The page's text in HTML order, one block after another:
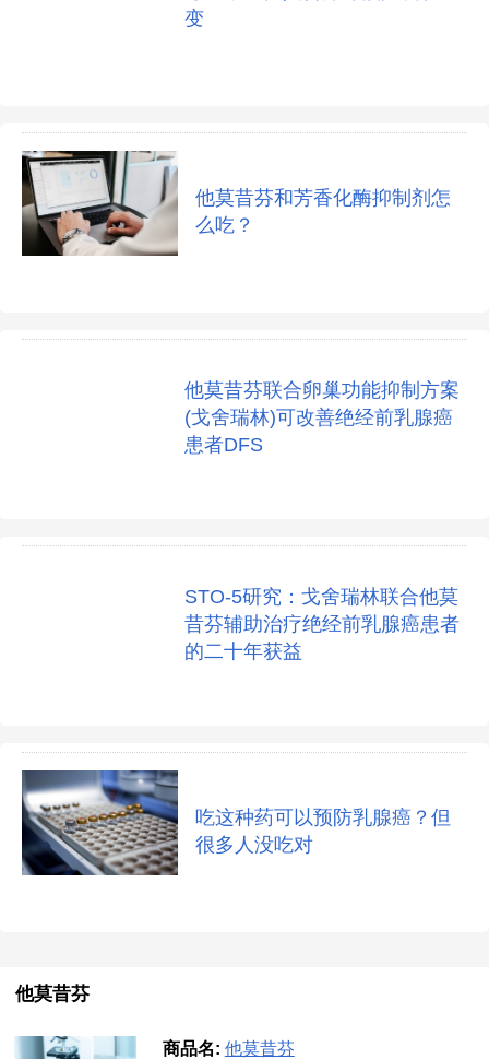
变
他莫昔芬和芳香化酶抑制剂怎
么吃？
他莫昔芬联合卵巢功能抑制方案
(戈舍瑞林)可改善绝经前乳腺癌
患者DFS
STO-5研究：戈舍瑞林联合他莫
昔芬辅助治疗绝经前乳腺癌患者
的二十年获益
吃这种药可以预防乳腺癌？但
很多人没吃对
他莫昔芬
商品名: 他莫昔芬